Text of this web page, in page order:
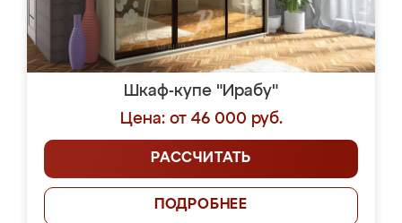
Шкаф-купе "Ирабу"
Цена: от 46 000 руб.
РАССЧИТАТЬ
ПОДРОБНЕЕ